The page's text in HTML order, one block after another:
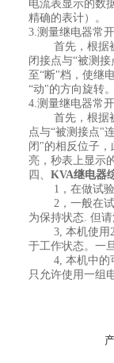
电流表显示的数
精确的表计）。
3.测量继电器常
首先，根据被
闭接点与“被测
至“断"档，使继
“动"的方向旋转
4.测量继电器常
首先，根据被
点与“被测接点"
闭"的相反位子
亮，秒表上显示
四、 KVA继电器
1，在做试验过
2，一般在试验
为保持状态. 但
3, 本机使用
于工作状态。一
4, 本机中的可
只允许使用一组